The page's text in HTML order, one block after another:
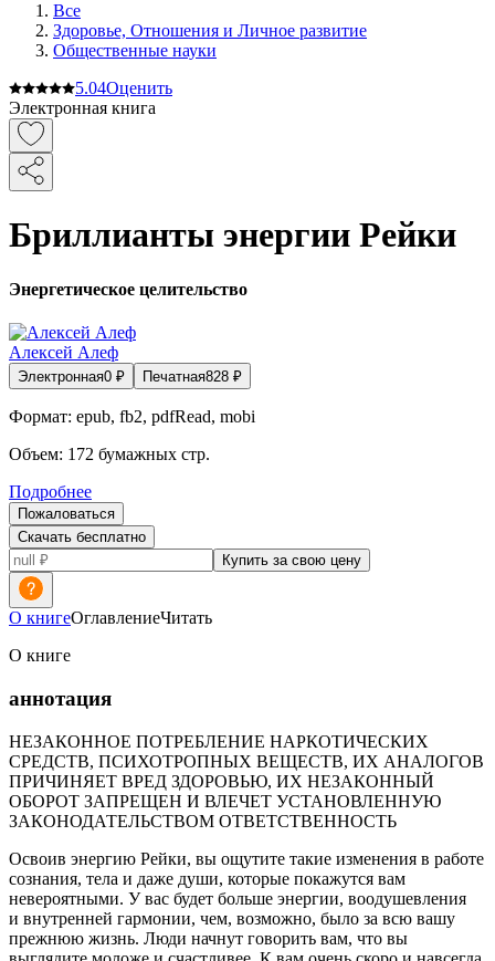
Все
Здоровье, Отношения и Личное развитие
Общественные науки
5.04Оценить
Электронная книга
Бриллианты энергии Рейки
Энергетическое целительство
Алексей Алеф
Электронная0 ₽ Печатная828 ₽
Формат: epub, fb2, pdfRead, mobi
Объем: 172 бумажных стр.
Подробнее
Пожаловаться
Скачать бесплатно
Купить за свою цену
О книгеОглавлениеЧитать
О книге
аннотация
НЕЗАКОННОЕ ПОТРЕБЛЕНИЕ НАРКОТИЧЕСКИХ
СРЕДСТВ, ПСИХОТРОПНЫХ ВЕЩЕСТВ, ИХ АНАЛОГОВ
ПРИЧИНЯЕТ ВРЕД ЗДОРОВЬЮ, ИХ НЕЗАКОННЫЙ
ОБОРОТ ЗАПРЕЩЕН И ВЛЕЧЕТ УСТАНОВЛЕННУЮ
ЗАКОНОДАТЕЛЬСТВОМ ОТВЕТСТВЕННОСТЬ
Освоив энергию Рейки, вы ощутите такие изменения в работе
сознания, тела и даже души, которые покажутся вам
невероятными. У вас будет больше энергии, воодушевления
и внутренней гармонии, чем, возможно, было за всю вашу
прежнюю жизнь. Люди начнут говорить вам, что вы